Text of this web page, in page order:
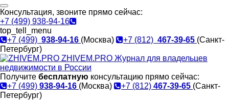
Консультация, звоните прямо сейчас:
+7 (499) 938-94-16
top_tell_menu
+7 (499) 938-94-16 (Москва) +7 (812) 467-39-65 (Санкт-
Петербург)
ZHIVEM.PRO Журнал для владельцев
недвижимости в России
Получите бесплатную консультацию прямо сейчас:
+7 (499) 938-94-16 (Москва) +7 (812) 467-39-65 (Санкт-
Петербург)